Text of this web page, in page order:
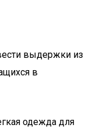
выдержки из
в
одежда для